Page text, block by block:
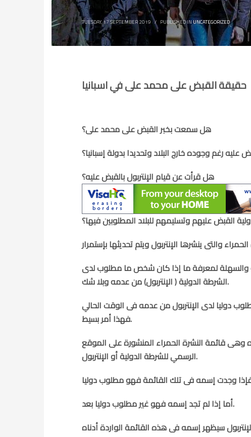
TUESDAY, 17 SEPTEMBER 2019 / PUBLISHED INUNCATEGORIZED
حقيقة القبض على محمد على في اسبانيا
هل سمعت بخبر القبض على محمد على؟
رغم وجوده خارج البلاد وتحديدا بدولة إسبانيا؟
هل قرأت عن قيام الإنتربول بالقبض عليه؟
القبض عليهم وتسليمهم للبلاد المطلوبين فيها؟
والسهلة لمعرفة ما إذا كان شخص ما مطلوب لدى
الشرطة الدولية ( الإنتربول) من عدمه وبلا شك.
دوليا لدى الإنتربول من عدمه فى الوقت الحالي
فهذا أمر بسيط.
وهى قائمة النشرة الحمراء المنشورة على الموقع
الرسمي للشرطة الدولية أو الإنتربول.
أما إذا لم تجد إسمه فهو غير مطلوب دوليا بعد.